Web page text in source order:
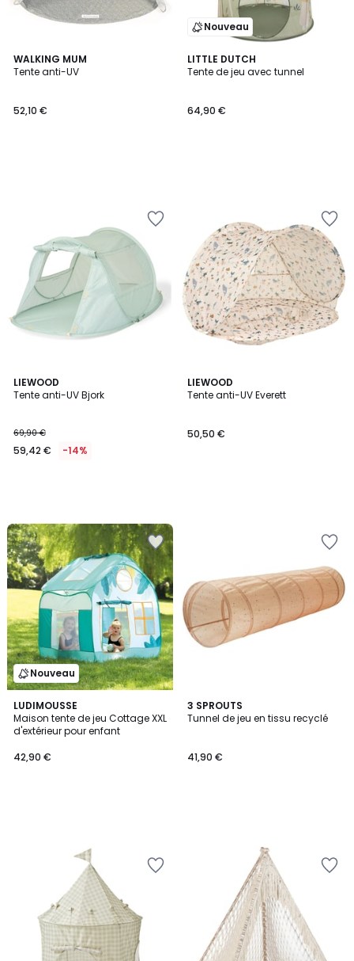
WALKING MUM
Tente anti-UV
52,10 €
Nouveau
LITTLE DUTCH
Tente de jeu avec tunnel
64,90 €
LIEWOOD
Tente anti-UV Bjork
69,90 €
59,42 € -14%
LIEWOOD
Tente anti-UV Everett
50,50 €
Nouveau
LUDIMOUSSE
Maison tente de jeu Cottage XXL
d'extérieur pour enfant
42,90 €
3 SPROUTS
Tunnel de jeu en tissu recyclé
41,90 €